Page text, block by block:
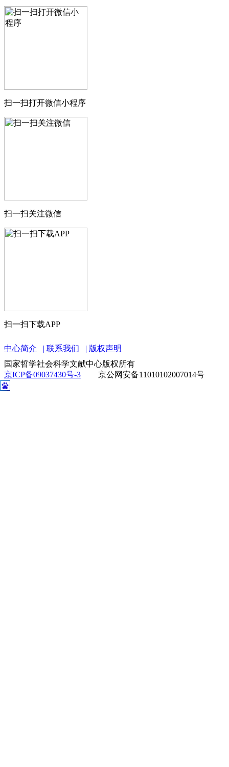
扫一扫打开微信小程序
扫一扫关注微信
扫一扫下载APP
中心简介 联系我们
版权声明
国家哲学社会科学文献中心版权所有
京ICP备09037430号-3
京公网安备11010102007014号